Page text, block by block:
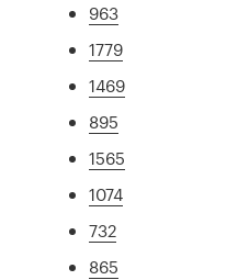
963
1779
1469
895
1565
1074
732
865